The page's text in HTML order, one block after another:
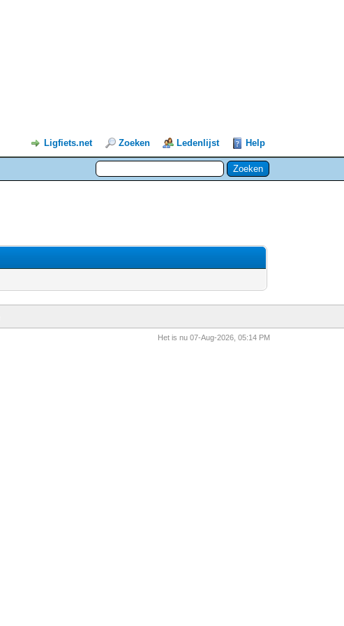
Ligfiets.net Zoeken Ledenlijst Help
Het is nu 07-Aug-2026, 05:14 PM